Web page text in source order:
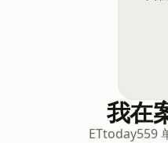
我在
ETtoday559